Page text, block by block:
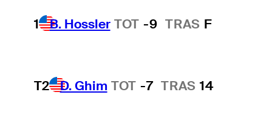
1 B. Hossler TOT -9 TRAS F
T2 D. Ghim TOT -7 TRAS 14